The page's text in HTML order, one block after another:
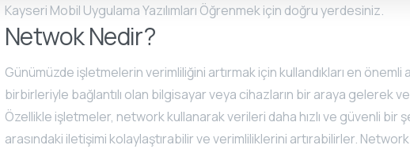
Kayseri Mobil Uygulama Yazılımları Öğrenmek için doğru yerdesiniz.
Netwok Nedir?
Günümüzde işletmelerin verimliliğini artırmak için kullandıkları en
birbirleriyle bağlantılı olan bilgisayar veya cihazların bir araya gelerek
Özellikle işletmeler, network kullanarak verileri daha hızlı ve güvenli bir
arasındaki iletişimi kolaylaştırabilir ve verimliliklerini artırabilirler. Network